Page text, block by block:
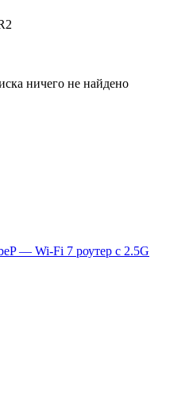
ничего не найдено
— Wi-Fi 7 роутер с 2.5G